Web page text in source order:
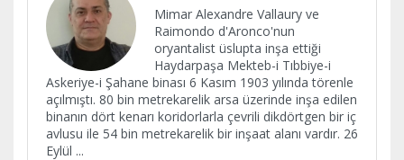
Mimar Alexandre Vallaury ve
Raimondo d'Aronco'nun
oryantalist üslupta inşa ettiği
Haydarpaşa Mekteb-i Tıbbiye-i
Askeriye-i Şahane binası 6 Kasım 1903 yılında törenle
açılmıştı. 80 bin metrekarelik arsa üzerinde inşa edilen
binanın dört kenarı koridorlarla çevrili dikdörtgen bir iç
avlusu ile 54 bin metrekarelik bir inşaat alanı vardır. 26
Eylül ...